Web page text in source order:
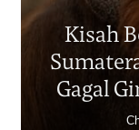
Individu
Kisah
Gagal